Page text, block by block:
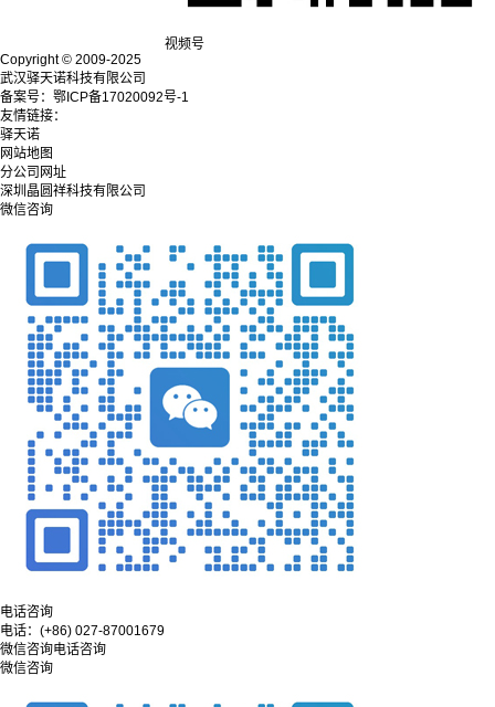
视频号
Copyright © 2009-2025
武汉驿天诺科技有限公司
备案号：鄂ICP备17020092号-1
友情链接：
驿天诺
网站地图
分公司网址
深圳晶圆祥科技有限公司
微信咨询
电话咨询
电话： (+86) 027-87001679
微信咨询电话咨询
微信咨询